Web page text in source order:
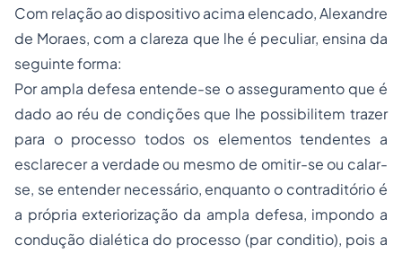
Com relação ao dispositivo acima elencado, Alexandre
de Moraes, com a clareza que lhe é peculiar, ensina da
seguinte forma:
Por ampla defesa entende-se o asseguramento que é
dado ao réu de condições que lhe possibilitem trazer
para o processo todos os elementos tendentes a
esclarecer a verdade ou mesmo de omitir-se ou calar-
se, se entender necessário, enquanto o contraditório é
a própria exteriorização da ampla defesa, impondo a
condução dialética do processo (par conditio), pois a